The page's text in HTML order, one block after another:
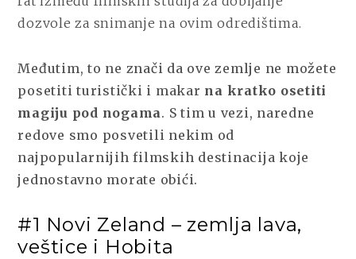
dozvole za snimanje na ovim odredištima.
Međutim, to ne znači da ove zemlje ne možete
posetiti turistički i makar na kratko osetiti
magiju pod nogama. S tim u vezi, naredne
redove smo posvetili nekim od
najpopularnijih filmskih destinacija koje
jednostavno morate obići.
#1 Novi Zeland – zemlja lava,
veštice i Hobita